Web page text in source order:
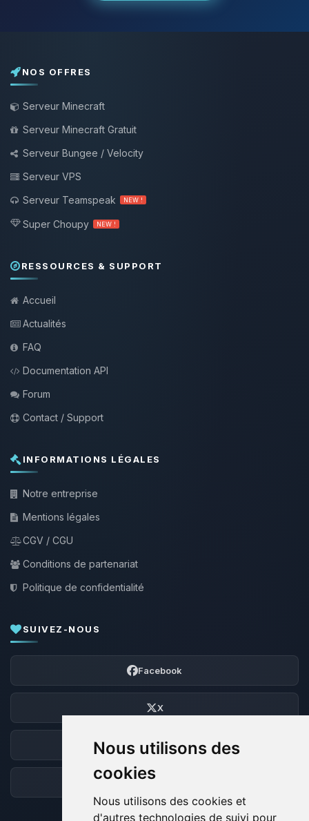
Nous utilisons des
cookies
Nous utilisons des cookies et
d'autres technologies de suivi pour
NOS OFFRES
Serveur Minecraft
Serveur Minecraft Gratuit
Serveur Bungee / Velocity
Serveur VPS
Serveur Teamspeak
NEW !
Super Choupy NEW !
RESSOURCES & SUPPORT
Accueil
Actualités
FAQ
Documentation API
Forum
Contact / Support
INFORMATIONS LÉGALES
Notre entreprise
Mentions légales
CGV / CGU
Conditions de partenariat
Politique de confidentialité
SUIVEZ-NOUS
Facebook
X
Discord
Forum